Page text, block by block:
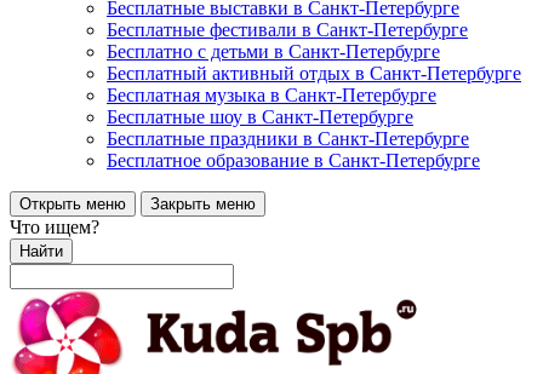
Бесплатные выставки в Санкт-Петербурге
Бесплатные фестивали в Санкт-Петербурге
Бесплатно с детьми в Санкт-Петербурге
Бесплатный активный отдых в Санкт-Петербурге
Бесплатная музыка в Санкт-Петербурге
Бесплатные шоу в Санкт-Петербурге
Бесплатные праздники в Санкт-Петербурге
Бесплатное образование в Санкт-Петербурге
Открыть меню Закрыть меню
Что ищем?
Найти